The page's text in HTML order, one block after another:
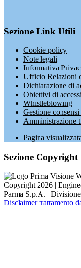
Sezione Link Utili
Cookie policy
Note legali
Informativa
Ufficio Relazioni
Dichiarazione di
Obiettivi di
Whistleblowing
Gestione
Amministrazione
Pagina visualizzata
Sezione Copyright
Copyright 2026 |
Parma S.p.A. |
Disclaimer trattamento